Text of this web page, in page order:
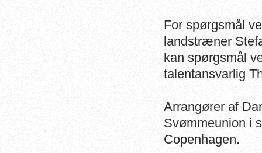
For spørgsmål
landstræner
kan spørgsmål
talentansvarlig
Arrangører af
Svømmeunion i
Copenhagen.